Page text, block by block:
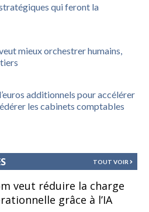
qui feront la
mieux orchestrer humains,
additionnels pour accélérer
les cabinets comptables
TOUT VOIR
veut réduire la charge
grâce à l’IA